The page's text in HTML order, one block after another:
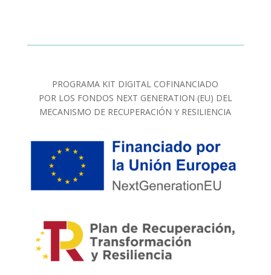
PROGRAMA KIT DIGITAL COFINANCIADO
POR LOS FONDOS NEXT GENERATION (EU) DEL
MECANISMO DE RECUPERACIÓN Y RESILIENCIA